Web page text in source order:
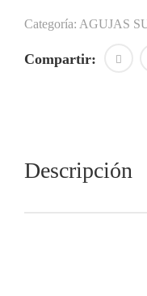
Docena
Categoría: AGUJAS
Compartir:
Descripción